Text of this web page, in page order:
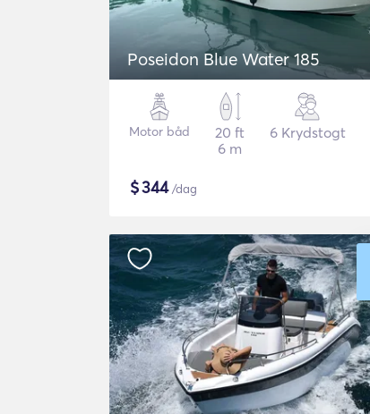
Poseidon Blue Water 185
Motor båd
20 ft
6 m
6 Krydstogt
$344/dag